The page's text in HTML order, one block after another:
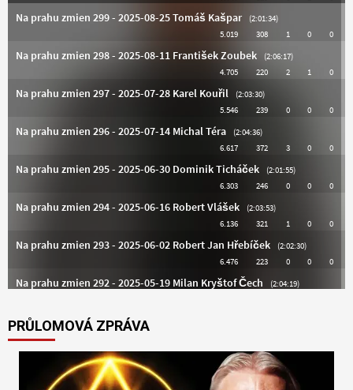
PRŮLOMOVÁ ZPRÁVA